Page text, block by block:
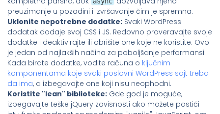
preuzimanje u pozadini i izvršavanje čim je spremna.
Uklonite nepotrebne dodatke: Svaki WordPress
dodatak dodaje svoj CSS i JS. Redovno proveravajte svoje
dodatke i deaktivirajte ili obrišite one koje ne koristite. Ovo
je jedan od najlakših načina za poboljšanje performansi.
Kada birate dodatke, vodite računa o ključnim
komponentama koje svaki poslovni WordPress sajt treba
da ima, a izbegavajte one koji nisu neophodni.
Koristite "lean" biblioteke: Gde god je moguće,
izbegavajte teške jQuery zavisnosti ako možete postići